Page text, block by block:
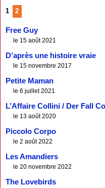
1 2
Free Guy
le 15 août 2021
D’après une histoire vraie
le 15 novembre 2017
Petite Maman
le 6 juillet 2021
L’Affaire Collini / Der Fall
le 13 août 2020
Piccolo Corpo
le 2 août 2022
Les Amandiers
le 20 novembre 2022
The Lovebirds